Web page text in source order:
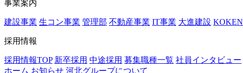
事業案内
建設事業 生コン事業 管理部 不動産事業 IT事業 大進建設 KOKEN
採用情報
採用情報TOP 新卒採用 中途採用 募集職種一覧 社員インタビュー
ホーム お知らせ 河北グループについて